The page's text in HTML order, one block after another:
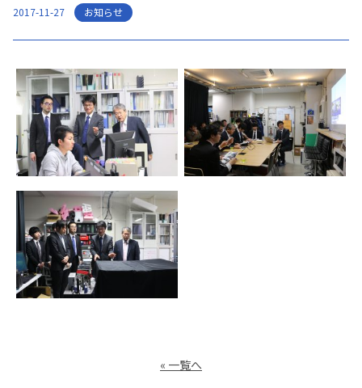
2017-11-27 お知らせ
« 一覧へ